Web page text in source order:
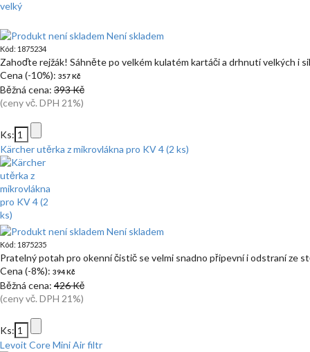
Není skladem
Kód: 1875234
Zahoďte rejžák! Sáhněte po velkém kulatém kartáči a drhnutí velkých i
Cena (-10%): 357 Kč
Běžná cena: 393 Kč
(ceny vč. DPH 21%)
Ks:
Kärcher utěrka z mikrovlákna pro KV 4 (2 ks)
Není skladem
Kód: 1875235
Pratelný potah pro okenní čistič se velmi snadno připevní i odstraní ze
Cena (-8%): 394 Kč
Běžná cena: 426 Kč
(ceny vč. DPH 21%)
Ks:
Levoit Core Mini Air filtr